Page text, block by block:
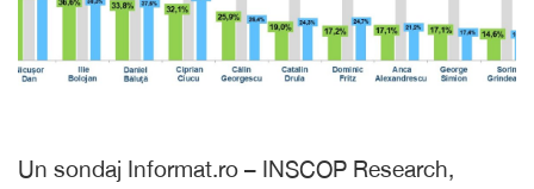
Un sondaj Informat.ro – INSCOP Research,